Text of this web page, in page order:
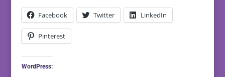
Facebook Twitter LinkedIn
Pinterest
WordPress: